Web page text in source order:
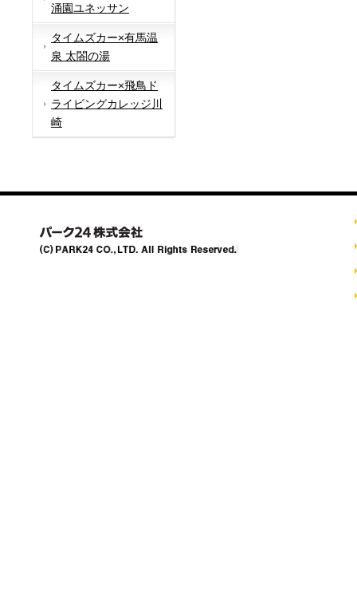
涌園ユネッサン
タイムズカー×有馬温
泉 太閤の湯
タイムズカー×飛鳥ド
ライビングカレッジ川
崎